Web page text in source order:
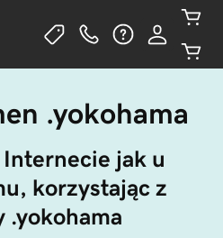
.yokohama
Internecie jak u
korzystając z
.yokohama